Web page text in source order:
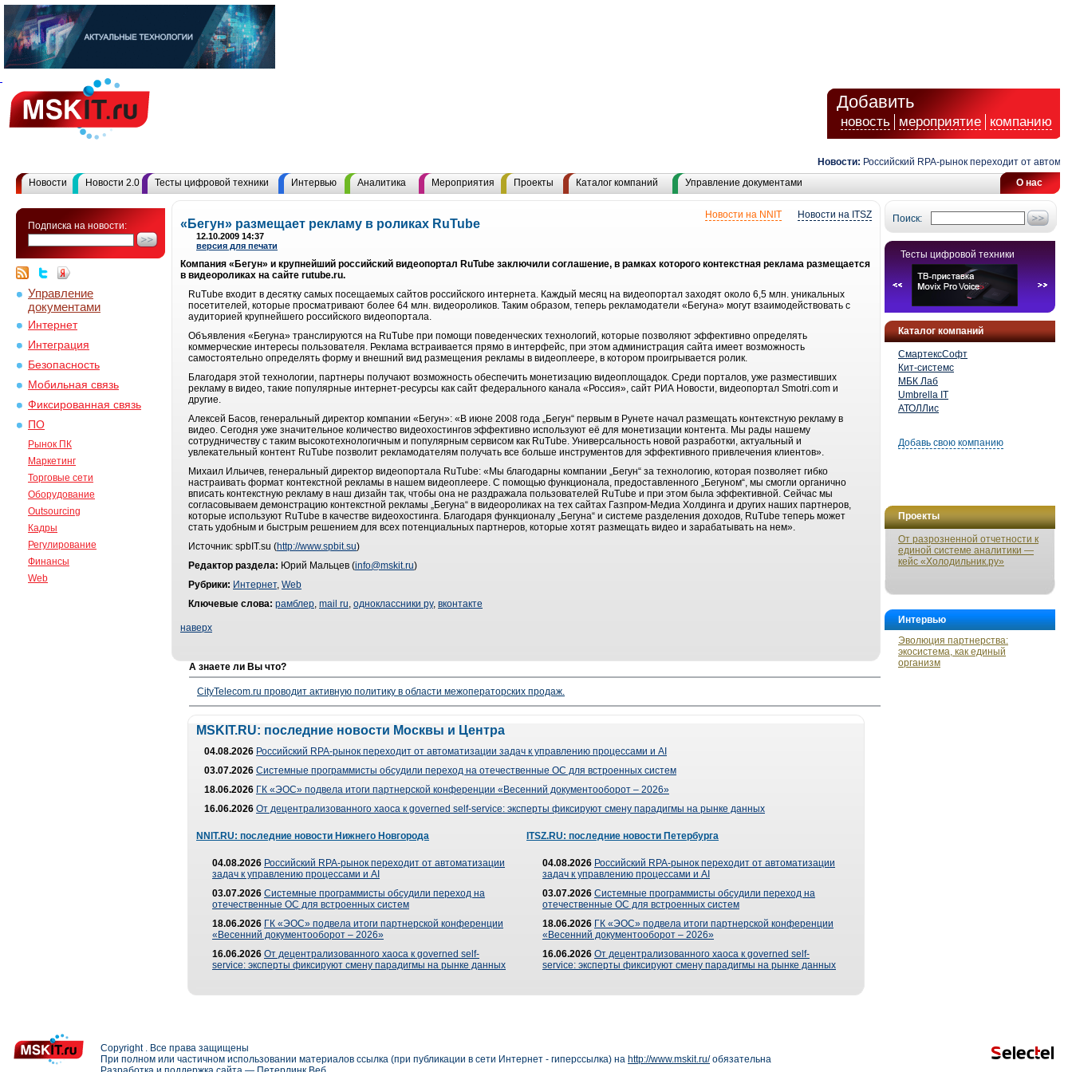
Добавить
новость мероприятие компанию
Новости: Российский RPA-рынок переходит от
О нас
Новости Новости 2.0 Тесты цифровой техники Интервью Аналитика Мероприятия Проекты Каталог компаний Управление документами
Подписка на новости:
Управление
документами
Интернет
Интеграция
Безопасность
Мобильная связь
Фиксированная связь
ПО
Рынок ПК
Маркетинг
Торговые сети
Оборудование
Outsourcing
Кадры
Регулирование
Финансы
Web
Поиск:
Тесты цифровой техники
Каталог компаний
СмартексСофт
Кит-системс
МБК Лаб
Umbrella IT
АТОЛЛис
Добавь свою компанию
Проекты
От разрозненной отчетности к
единой системе аналитики —
кейс «Холодильник.ру»
Интервью
Эволюция партнерства:
экосистема, как единый
организм
Новости на ITSZ
Новости на NNIT
«Бегун» размещает рекламу в роликах RuTube
12.10.2009 14:37
версия для печати
Компания «Бегун» и крупнейший российский видеопортал RuTube заключили соглашение, в рамках которого контекстная реклама размещается
в видеороликах на сайте rutube.ru.
RuTube входит в десятку самых посещаемых сайтов российского интернета. Каждый месяц на видеопортал заходят около 6,5 млн. уникальных
посетителей, которые просматривают более 64 млн. видеороликов. Таким образом, теперь рекламодатели «Бегуна» могут взаимодействовать с
аудиторией крупнейшего российского видеопортала.
Объявления «Бегуна» транслируются на RuTube при помощи поведенческих технологий, которые позволяют эффективно определять
коммерческие интересы пользователя. Реклама встраивается прямо в интерфейс, при этом администрация сайта имеет возможность
самостоятельно определять форму и внешний вид размещения рекламы в видеоплеере, в котором проигрывается ролик.
Благодаря этой технологии, партнеры получают возможность обеспечить монетизацию видеоплощадок. Среди порталов, уже разместивших
рекламу в видео, такие популярные интернет-ресурсы как сайт федерального канала «Россия», сайт РИА Новости, видеопортал Smotri.com и
другие.
Алексей Басов, генеральный директор компании «Бегун»: «В июне 2008 года „Бегун“ первым в Рунете начал размещать контекстную рекламу в
видео. Сегодня уже значительное количество видеохостингов эффективно используют её для монетизации контента. Мы рады нашему
сотрудничеству с таким высокотехнологичным и популярным сервисом как RuTube. Универсальность новой разработки, актуальный и
увлекательный контент RuTube позволит рекламодателям получать все больше инструментов для эффективного привлечения клиентов».
Михаил Ильичев, генеральный директор видеопортала RuTube: «Мы благодарны компании „Бегун“ за технологию, которая позволяет гибко
настраивать формат контекстной рекламы в нашем видеоплеере. С помощью функционала, предоставленного „Бегуном“, мы смогли органично
вписать контекстную рекламу в наш дизайн так, чтобы она не раздражала пользователей RuTube и при этом была эффективной. Сейчас мы
согласовываем демонстрацию контекстной рекламы „Бегуна“ в видеороликах на тех сайтах Газпром-Медиа Холдинга и других наших партнеров,
которые используют RuTube в качестве видеохостинга. Благодаря функционалу „Бегуна“ и системе разделения доходов, RuTube теперь может
стать удобным и быстрым решением для всех потенциальных партнеров, которые хотят размещать видео и зарабатывать на нем».
Источник: spbIT.su (http://www.spbit.su)
Редактор раздела: Юрий Мальцев (info@mskit.ru)
Рубрики: Интернет, Web
Ключевые слова: рамблер, mail ru, одноклассники ру, вконтакте
наверх
А знаете ли Вы что?
CityTelecom.ru проводит активную политику в области межоператорских продаж.
MSKIT.RU: последние новости Москвы и Центра
04.08.2026 Российский RPA-рынок переходит от автоматизации задач к управлению процессами и AI
03.07.2026 Системные программисты обсудили переход на отечественные ОС для встроенных систем
18.06.2026 ГК «ЭОС» подвела итоги партнерской конференции «Весенний документооборот – 2026»
16.06.2026 От децентрализованного хаоса к governed self-service: эксперты фиксируют смену парадигмы на рынке данных
NNIT.RU: последние новости Нижнего Новгорода
04.08.2026 Российский RPA-рынок переходит от автоматизации
задач к управлению процессами и AI
03.07.2026 Системные программисты обсудили переход на
отечественные ОС для встроенных систем
18.06.2026 ГК «ЭОС» подвела итоги партнерской конференции
«Весенний документооборот – 2026»
16.06.2026 От децентрализованного хаоса к governed self-
service: эксперты фиксируют смену парадигмы на рынке данных
ITSZ.RU: последние новости Петербурга
04.08.2026 Российский RPA-рынок переходит от автоматизации
задач к управлению процессами и AI
03.07.2026 Системные программисты обсудили переход на
отечественные ОС для встроенных систем
18.06.2026 ГК «ЭОС» подвела итоги партнерской конференции
«Весенний документооборот – 2026»
16.06.2026 От децентрализованного хаоса к governed self-
service: эксперты фиксируют смену парадигмы на рынке данных
Copyright . Все права защищены
При полном или частичном использовании материалов ссылка (при публикации в сети Интернет - гиперссылка) на http://www.mskit.ru/обязательна